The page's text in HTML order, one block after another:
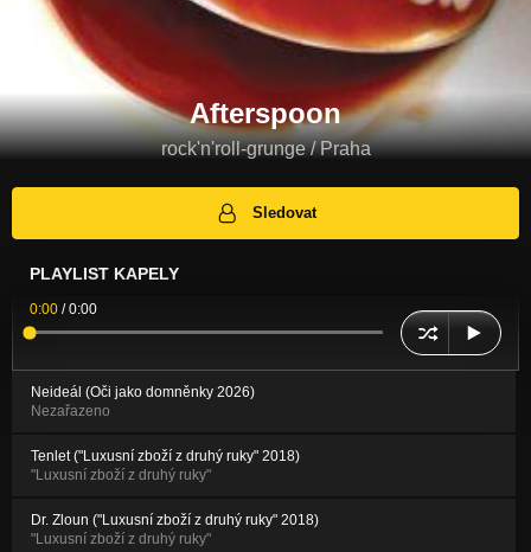
Afterspoon
rock'n'roll-grunge / Praha
Sledovat
PLAYLIST KAPELY
0:00 /0:00
Neideál (Oči jako domněnky 2026)
Nezařazeno
Tenlet ("Luxusní zboží z druhý ruky" 2018)
"Luxusní zboží z druhý ruky"
Dr. Zloun ("Luxusní zboží z druhý ruky" 2018)
"Luxusní zboží z druhý ruky"